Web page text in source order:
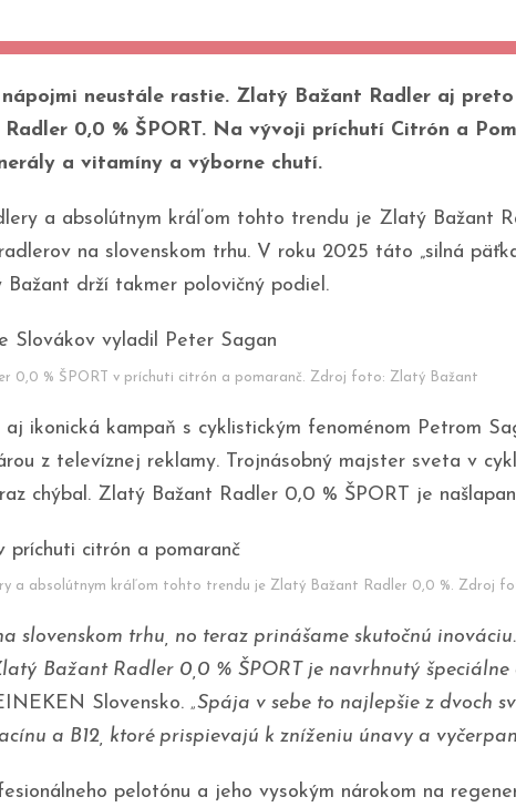
neustále rastie. Zlatý Bažant Radler aj
0,0 % ŠPORT. Na vývoji príchutí Citrón a
a vitamíny a výborne chutí.
a absolútnym kráľom tohto trendu je Zlatý Bažant
na slovenskom trhu. V roku 2025 táto „silná
drží takmer polovičný podiel.
0,0 % ŠPORT v príchuti citrón a pomaranč. Zdroj foto: Zlatý Bažant
ikonická kampaň s cyklistickým fenoménom Petrom
z televíznej reklamy. Trojnásobný majster sveta v
chýbal. Zlatý Bažant Radler 0,0 % ŠPORT je
a absolútnym kráľom tohto trendu je Zlatý Bažant Radler 0,0 %. Zdroj
trhu, no teraz prinášame skutočnú
Bažant Radler 0,0 % ŠPORT je navrhnutý špeciálne
Slovensko. „Spája v sebe to najlepšie z dvoch
a B12, ktoré prispievajú k zníženiu únavy a
pelotónu a jeho vysokým nárokom na